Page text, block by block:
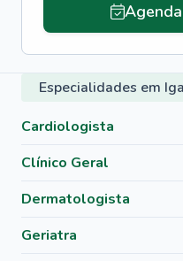
Especialidades em
Cardiologista
Clínico Geral
Dermatologista
Geriatra